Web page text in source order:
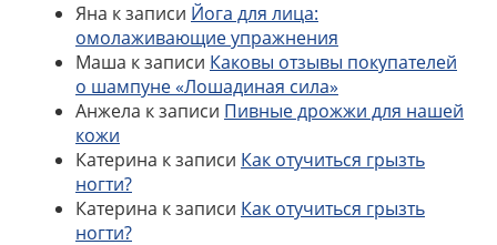
Яна к записи Йога для лица:
омолаживающие упражнения
Маша к записи Каковы отзывы покупателей
о шампуне «Лошадиная сила»
Анжела к записи Пивные дрожжи для нашей
кожи
Катерина к записи Как отучиться грызть
ногти?
Катерина к записи Как отучиться грызть
ногти?